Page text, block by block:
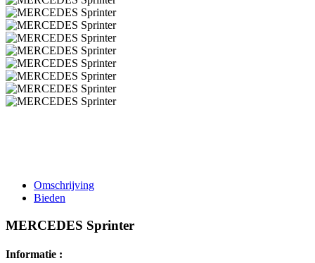
Omschrijving
Bieden
MERCEDES Sprinter
Informatie :